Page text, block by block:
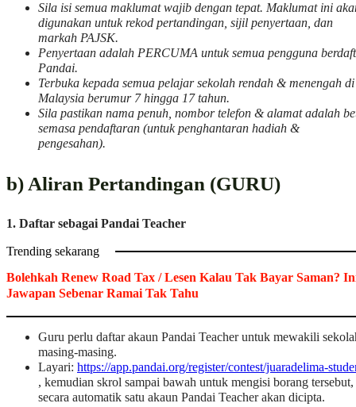
Sila isi semua maklumat wajib dengan tepat. Maklumat ini
digunakan untuk rekod pertandingan, sijil penyertaan, dan
markah PAJSK.
Penyertaan adalah PERCUMA untuk semua pengguna
Pandai.
Terbuka kepada semua pelajar sekolah rendah & menengah di
Malaysia berumur 7 hingga 17 tahun.
Sila pastikan nama penuh, nombor telefon & alamat adalah
semasa pendaftaran (untuk penghantaran hadiah &
pengesahan).
b) Aliran Pertandingan (GURU)
1. Daftar sebagai Pandai Teacher
Trending sekarang
Bolehkah Renew Road Tax / Lesen Kalau Tak Bayar Saman?
Jawapan Sebenar Ramai Tak Tahu
Guru perlu daftar akaun Pandai Teacher untuk mewakili
masing-masing.
Layari: https://app.pandai.org/register/contest/juaradelima-
, kemudian skrol sampai bawah untuk mengisi borang tersebut,
secara automatik satu akaun Pandai Teacher akan dicipta.